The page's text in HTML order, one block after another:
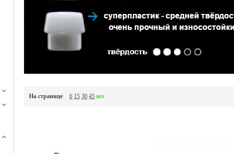
На странице 6 15 30 45 все